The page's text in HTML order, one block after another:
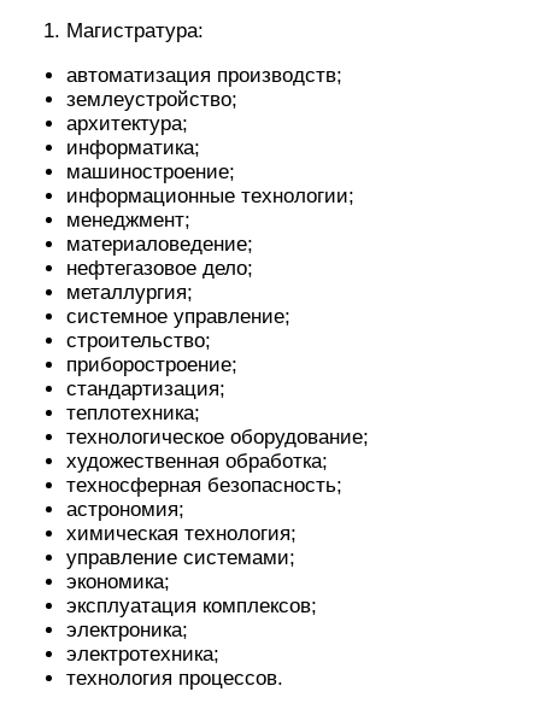
теплотехника;
художественная обработка;
техносферная безопасность;
астрономия;
химическая технология;
управление системами;
экономика;
эксплуатация комплексов;
электроника;
электротехника;
технология процессов.
Специалитет:
горные работы;
наземное транспортное оборудование;
нефтегазовые технологии;
геодезия;
геология;
строительство;
радиоэлектронные комплексы;
геологическая разведка.
Аспирантура:
наземное транспортное оборудование;
техносферная безопасность;
астрономия;